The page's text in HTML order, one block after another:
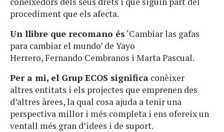
procediment que els afecta.
Un llibre que recomano és ‘Cambiar las gafas
para cambiar el mundo’ de Yayo
Herrero, Fernando Cembranos i Marta Pascual.
Per a mi, el Grup ECOS significa conèixer
altres entitats i els projectes que emprenen des
d’altres àrees, la qual cosa ajuda a tenir una
perspectiva millor i més completa i ens ofereix un
ventall més gran d’idees i de suport.